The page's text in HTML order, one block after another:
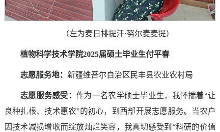
（左为麦日排提汗·努尔麦麦提）
植物科学技术学院2025届硕士毕业生付平春
志愿服务地： 新疆维吾尔自治区民丰县农业农村局
志愿服务感受 ：作为一名农学硕士毕业生，我怀揣着“让
良种扎根、技术惠农”的初心，到西部开展志愿服务。当农户
因技术减损增收而绽放灿烂笑容，我真切感受到“科研的价值